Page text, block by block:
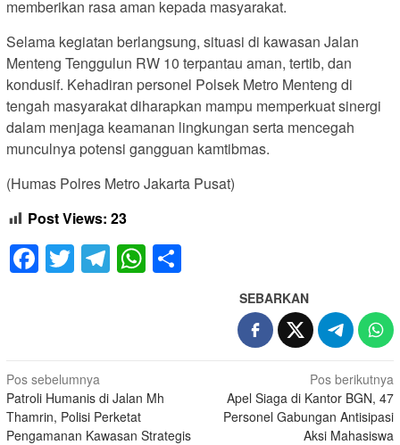
memberikan rasa aman kepada masyarakat.
Selama kegiatan berlangsung, situasi di kawasan Jalan
Menteng Tenggulun RW 10 terpantau aman, tertib, dan
kondusif. Kehadiran personel Polsek Metro Menteng di
tengah masyarakat diharapkan mampu memperkuat sinergi
dalam menjaga keamanan lingkungan serta mencegah
munculnya potensi gangguan kamtibmas.
(Humas Polres Metro Jakarta Pusat)
Post Views: 23
Facebook
Twitter
Telegram
WhatsApp
SEBARKAN
Navigasi
pos
Pos sebelumnya
Patroli Humanis di Jalan Mh
Thamrin, Polisi Perketat
Pengamanan Kawasan Strategis
Pos berikutnya
Apel Siaga di Kantor BGN, 47
Personel Gabungan Antisipasi
Aksi Mahasiswa